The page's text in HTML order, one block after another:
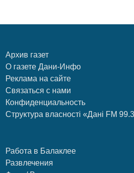
Архив газет
О газете Дани-Инфо
Реклама на сайте
Связаться с нами
Конфиденциальность
Структура власності «Дані FM
Работа в Балаклее
Развлечения